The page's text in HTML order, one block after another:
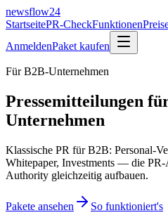
newsflow24
StartseitePR-CheckFunktionen
AnmeldenPaket kaufen
FürB2B-Unternehmen
Pressemitteilungen
Unternehmen
Klassische PR für B2B: Personal-
Whitepaper, Investments — die
Authority gleichzeitig aufbauen.
Pakete ansehen
So funktioniert's